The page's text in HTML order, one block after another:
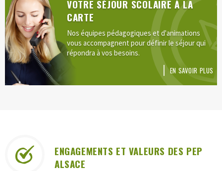
VOTRE SÉJOUR SCOLAIRE À LA
CARTE
Nos équipes pédagogiques et d'animations
vous accompagnent pour définir le séjour qui
répondra à vos besoins.
EN SAVOIR PLUS
GARANTIESENGAGEMENTS ET VALEURS DES PEP
ALSACE